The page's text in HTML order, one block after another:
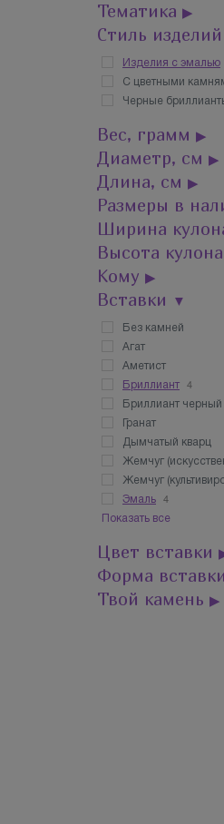
Тематика ▶
Стиль изделий
Изделия с эмалью
С цветными
Черные
Вес, грамм ▶
Диаметр, см ▶
Длина, см ▶
Размеры в
Ширина
Высота
Кому ▶
Вставки ▼
Без камней
Агат
Аметист
Бриллиант
4
Бриллиант черный
Гранат
Дымчатый кварц
Жемчуг
Жемчуг
Эмаль
4
Показать все
Цвет вставки
Форма вставки
Твой камень ▶